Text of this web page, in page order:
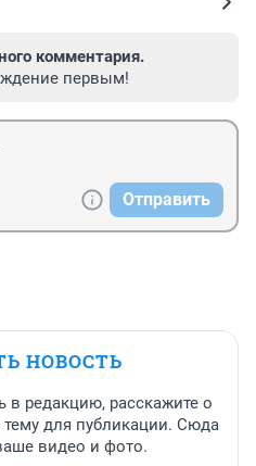
комментария.
первым!
Отправить
НОВОСТЬ
в редакцию, расскажите о
для публикации. Сюда
видео и фото.